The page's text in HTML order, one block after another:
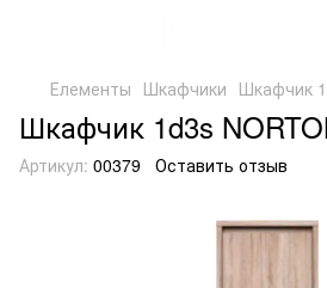
Елементы Шкафчики Шкафчик
Шкафчик 1d3s
Артикул: 00379 Оставить отзыв